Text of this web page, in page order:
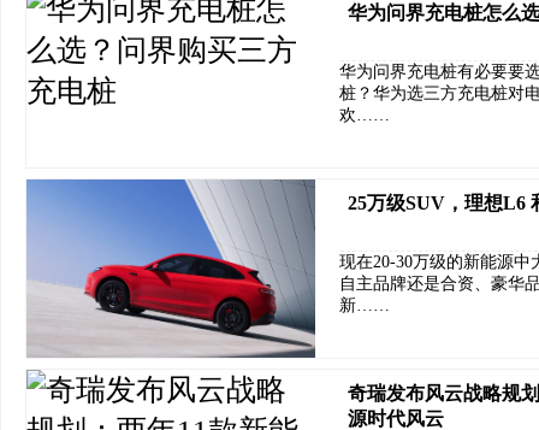
华为问界充电桩怎么
华为问界充电桩有必要要
桩？华为选三方充电桩对
欢……
25万级SUV，理想L6
现在20-30万级的新能源
自主品牌还是合资、豪华
新……
奇瑞发布风云战略规
源时代风云